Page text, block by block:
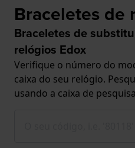
Braceletes de
Braceletes de
relógios Edox
Verifique o número do
caixa do seu relógio.
usando a caixa de